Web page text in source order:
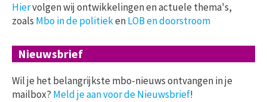
Hiervolgen wij ontwikkelingen en actuele thema's,
zoals Mbo in de politiekenLOB en doorstroom
Nieuwsbrief
Wil je het belangrijkste mbo-nieuws ontvangen in je
mailbox? Meld je aan voor de Nieuwsbrief!